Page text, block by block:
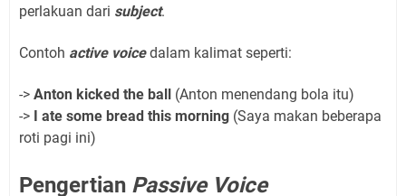
perlakuan dari subject.
Contoh active voicedalam kalimat seperti:
-> Anton kicked the ball
(Anton menendang bola itu)
->
I ate some bread this morning (Saya makan beberapa
roti pagi ini)
Pengertian Passive Voice